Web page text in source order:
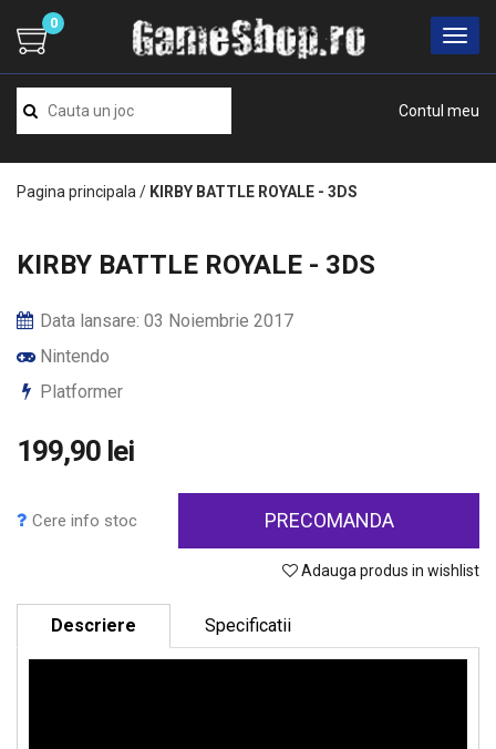
Contul meu
0
Pagina principala / KIRBY BATTLE ROYALE - 3DS
KIRBY BATTLE ROYALE - 3DS
Data lansare: 03 Noiembrie 2017
Nintendo
Platformer
199,90 lei
Cere info stoc PRECOMANDA
Adauga produs in wishlist
Descriere Specificatii